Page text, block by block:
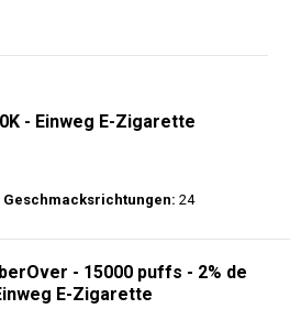
- Einweg E-Zigarette
24
- 15000 puffs - 2% de
E-Zigarette